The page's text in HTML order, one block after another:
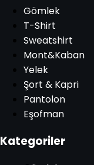
Gömlek
T-Shirt
Sweatshirt
Mont&Kaban
Yelek
Şort & Kapri
Pantolon
Eşofman
Kategoriler